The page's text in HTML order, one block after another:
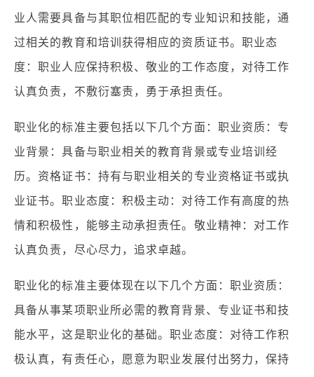
业人需要具备与其职位相匹配的专业知识和技能，通
过相关的教育和培训获得相应的资质证书。职业态
度：职业人应保持积极、敬业的工作态度，对待工作
认真负责，不敷衍塞责，勇于承担责任。
职业化的标准主要包括以下几个方面：职业资质：专
业背景：具备与职业相关的教育背景或专业培训经
历。资格证书：持有与职业相关的专业资格证书或执
业证书。职业态度：积极主动：对待工作有高度的热
情和积极性，能够主动承担责任。敬业精神：对工作
认真负责，尽心尽力，追求卓越。
职业化的标准主要体现在以下几个方面：职业资质：
具备从事某项职业所必需的教育背景、专业证书和技
能水平，这是职业化的基础。职业态度：对待工作积
极认真，有责任心，愿意为职业发展付出努力，保持